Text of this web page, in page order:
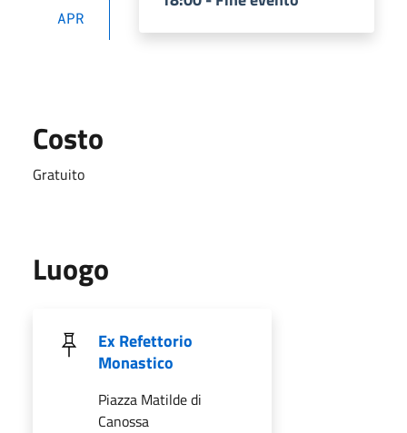
APR
Costo
Gratuito
Luogo
Ex Refettorio
Monastico
Piazza Matilde di
Canossa